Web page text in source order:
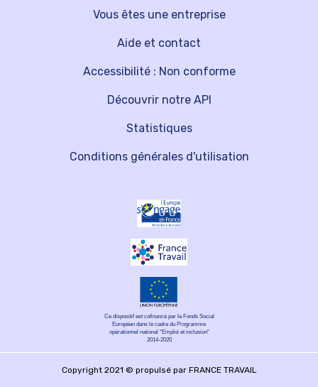
Vous êtes une entreprise
Découvrir notre API
Aide et contact
Statistiques
Accessibilité : Non conforme
Conditions générales d'utilisation
Ce dispositif est cofinancé par le Fonds Social
Européen dans le cadre du Programme
opérationnel national "Emploi et inclusion"
2014-2020
Copyright 2021 © propulsé par FRANCE TRAVAIL